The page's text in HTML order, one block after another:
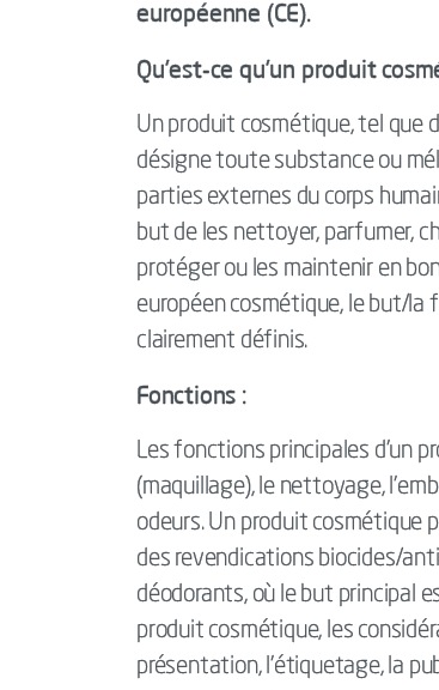
européenne (CE).
Qu'est-ce qu'un produit
Un produit cosmétique, tel
désigne toute substance ou
parties externes du corps
but de les nettoyer, parfumer,
protéger ou les maintenir en
européen cosmétique, le but/
clairement définis.
Fonctions :
Les fonctions principales d'un
(maquillage), le nettoyage,
odeurs. Un produit cosmétique
des revendications biocides/
déodorants, où le but principal
produit cosmétique, les
présentation, l'étiquetage, la